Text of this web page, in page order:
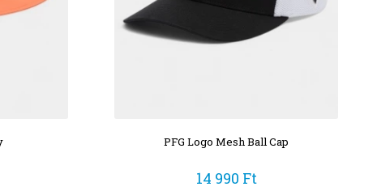
PFG Logo Mesh Ball Cap
14 990 Ft